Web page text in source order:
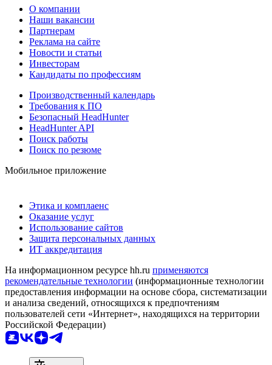
О компании
Наши вакансии
Партнерам
Реклама на сайте
Новости и статьи
Инвесторам
Кандидаты по профессиям
Производственный календарь
Требования к ПО
Безопасный HeadHunter
HeadHunter API
Поиск работы
Поиск по резюме
Мобильное приложение
Этика и комплаенс
Оказание услуг
Использование сайтов
Защита персональных данных
ИТ аккредитация
На информационном ресурсе hh.ru применяются
рекомендательные технологии (информационные технологии
предоставления информации на основе сбора, систематизации
и анализа сведений, относящихся к предпочтениям
пользователей сети «Интернет», находящихся на территории
Российской Федерации)